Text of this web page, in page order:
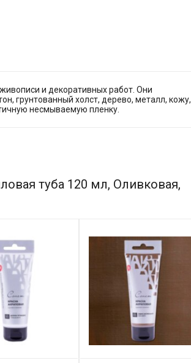
и декоративных работ. Они
грунтованный холст, дерево, металл, кожу,
несмываемую пленку.
туба 120 мл, Оливковая,